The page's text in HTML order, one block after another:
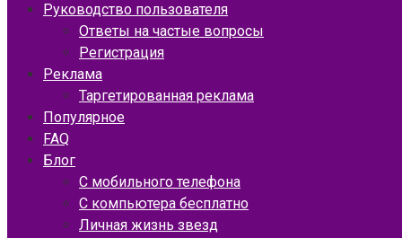
Руководство пользователя
Ответы на частые вопросы
Регистрация
Реклама
Таргетированная реклама
Популярное
FAQ
Блог
С мобильного телефона
С компьютера бесплатно
Личная жизнь звезд